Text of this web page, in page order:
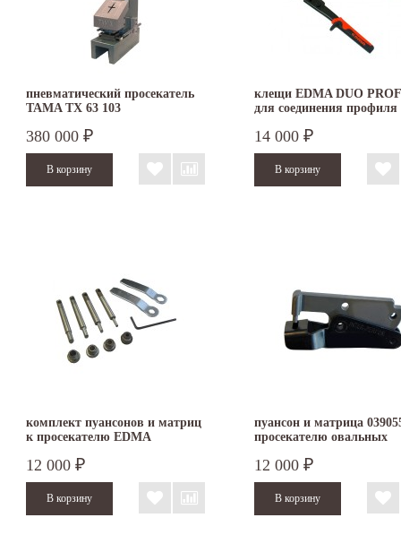
пневматический просекатель
TAMA TX 63 103
380 000 ₽
клещи EDMA DUO
для соединения профиля
14 000 ₽
комплект пуансонов и матриц
к просекателю EDMA
12 000 ₽
пуансон и матрица
просекателю овальных
INTERPERFOR
12 000 ₽